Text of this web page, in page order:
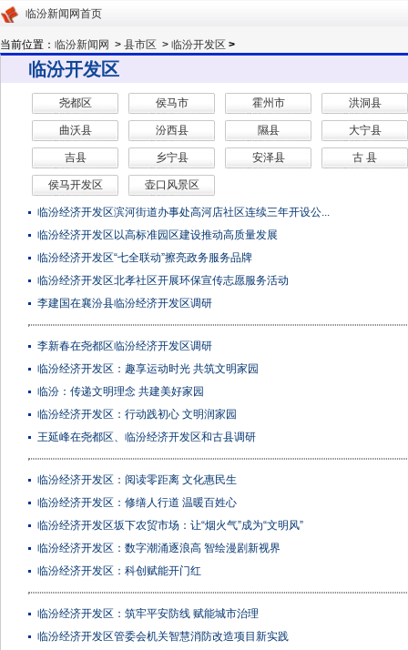
临汾新闻网首页
当前位置： 临汾新闻网 > 县市区 > 临汾开发区 >
临汾开发区
尧都区 侯马市 霍州市 洪洞县
曲沃县 汾西县 隰县 大宁县
吉县 乡宁县 安泽县 古 县
侯马开发区 壶口风景区
临汾经济开发区滨河街道办事处高河店社区连续三年开设公...
临汾经济开发区以高标准园区建设推动高质量发展
临汾经济开发区“七全联动”擦亮政务服务品牌
临汾经济开发区北孝社区开展环保宣传志愿服务活动
李建国在襄汾县临汾经济开发区调研
李新春在尧都区临汾经济开发区调研
临汾经济开发区：趣享运动时光 共筑文明家园
​临汾：传递文明理念 共建美好家园
临汾经济开发区：行动践初心 文明润家园
王延峰在尧都区、临汾经济开发区和古县调研
临汾经济开发区：阅读零距离 文化惠民生
临汾经济开发区：修缮人行道 温暖百姓心
临汾经济开发区坂下农贸市场：让“烟火气”成为“文明风”
临汾经济开发区：数字潮涌逐浪高 智绘漫剧新视界
临汾经济开发区：科创赋能开门红
临汾经济开发区：筑牢平安防线 赋能城市治理
临汾经济开发区管委会机关智慧消防改造项目新实践